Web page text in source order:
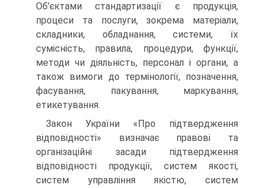
Об’єктами стандартизації є продукція,
процеси та послуги, зокрема матеріали,
складники, обладнання, системи, їх
сумісність, правила, процедури, функції,
методи чи діяльність, персонал і органи, а
також вимоги до термінології, позначення,
фасування, пакування, маркування,
етикетування.
Закон України «Про підтвердження
відповідності» визначає правові та
організаційні засади підтвердження
відповідності продукції, систем якості,
систем управління якістю, систем